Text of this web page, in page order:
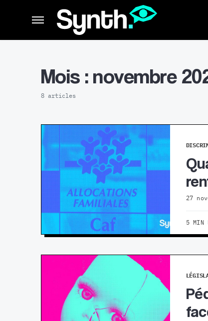
Mois :novembre
8 articles
27
5 MIN